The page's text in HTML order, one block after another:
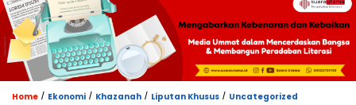
Home / Ekonomi / Khazanah / Liputan Khusus / Uncategorized